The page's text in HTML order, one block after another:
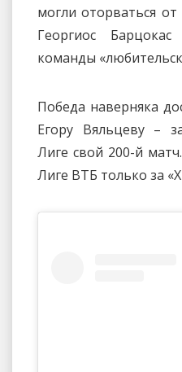
могли оторваться
Георгиос
команды
Победа наверняка
Егору Вяльцеву –
Лиге свой 200-й
Лиге ВТБ только за